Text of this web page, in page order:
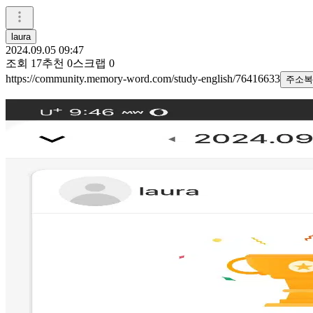
laura
2024.09.05 09:47
조회 17추천 0스크랩 0
https://community.memory-word.com/study-english/76416633 주소